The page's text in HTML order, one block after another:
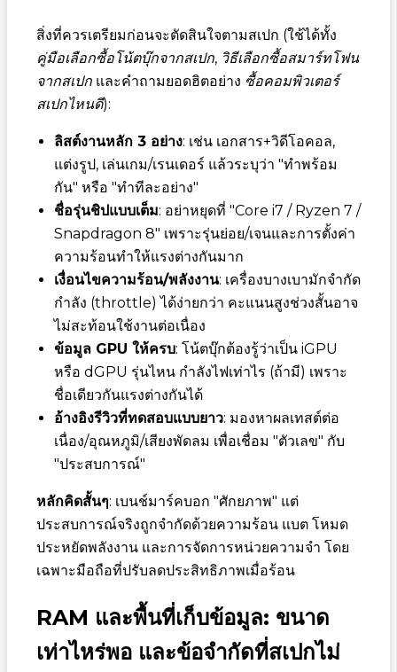
สิ่งที่ควรเตรียมก่อนจะตัดสินใจตามสเปก (ใช้ได้ทั้ง
คู่มือเลือกซื้อโน้ตบุ๊กจากสเปก, วิธีเลือกซื้อสมาร์ทโฟน
จากสเปกและคำถามยอดฮิตอย่าง ซื้อคอมพิวเตอร์
สเปกไหนดี):
ลิสต์งานหลัก 3 อย่าง: เช่น เอกสาร+วิดีโอคอล,
แต่งรูป, เล่นเกม/เรนเดอร์ แล้วระบุว่า "ทำพร้อม
กัน" หรือ "ทำทีละอย่าง"
ชื่อรุ่นชิปแบบเต็ม: อย่าหยุดที่ "Core i7 / Ryzen 7 /
Snapdragon 8" เพราะรุ่นย่อย/เจนและการตั้งค่า
ความร้อนทำให้แรงต่างกันมาก
เงื่อนไขความร้อน/พลังงาน: เครื่องบางเบามักจำกัด
กำลัง (throttle) ได้ง่ายกว่า คะแนนสูงช่วงสั้นอาจ
ไม่สะท้อนใช้งานต่อเนื่อง
ข้อมูล GPU ให้ครบ: โน้ตบุ๊กต้องรู้ว่าเป็น iGPU
หรือ dGPU รุ่นไหน กำลังไฟเท่าไร (ถ้ามี) เพราะ
ชื่อเดียวกันแรงต่างกันได้
อ้างอิงรีวิวที่ทดสอบแบบยาว: มองหาผลเทสต์ต่อ
เนื่อง/อุณหภูมิ/เสียงพัดลม เพื่อเชื่อม "ตัวเลข" กับ
"ประสบการณ์"
หลักคิดสั้นๆ: เบนช์มาร์คบอก "ศักยภาพ" แต่
ประสบการณ์จริงถูกจำกัดด้วยความร้อน แบต โหมด
ประหยัดพลังงาน และการจัดการหน่วยความจำ โดย
เฉพาะมือถือที่ปรับลดประสิทธิภาพเมื่อร้อน
RAM และพื้นที่เก็บข้อมูล: ขนาด
เท่าไหร่พอ และข้อจำกัดที่สเปกไม่